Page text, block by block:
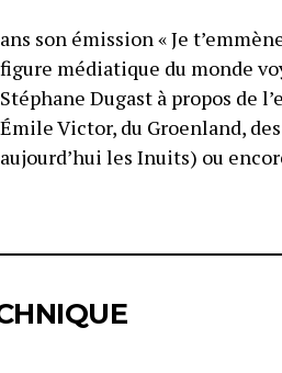
ans son émission « Je
figure médiatique du monde
Stéphane Dugast à propos de
Émile Victor, du Groenland,
aujourd’hui les Inuits) ou